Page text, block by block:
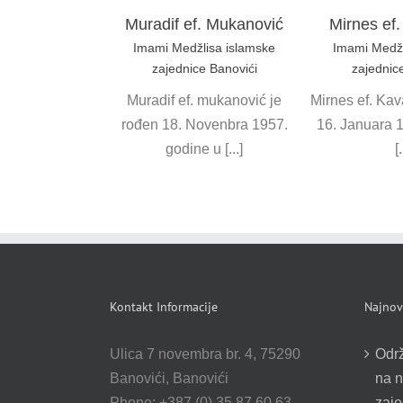
Muradif ef. Mukanović
Imami Medžlisa islamske
zajednice Banovići
Muradif ef. mukanović je
rođen 18. Novenbra 1957.
godine u [...]
Mirnes
Imami
Mirnes ef.
16. Januara
Kontakt Informacije
Ulica 7 novembra br. 4, 75290
Banovići, Banovići
na